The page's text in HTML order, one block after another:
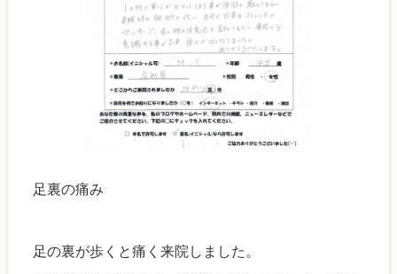
足裏の痛み
足の裏が歩くと痛く来院しました。